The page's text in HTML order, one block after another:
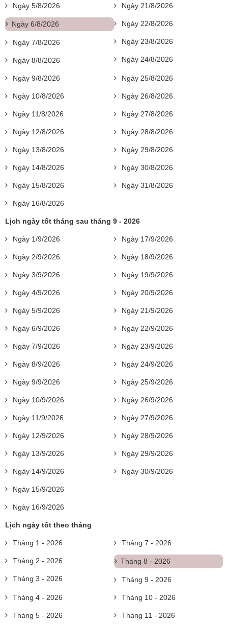
Ngày 5/8/2026
Ngày 6/8/2026
Ngày 7/8/2026
Ngày 8/8/2026
Ngày 9/8/2026
Ngày 10/8/2026
Ngày 11/8/2026
Ngày 12/8/2026
Ngày 13/8/2026
Ngày 14/8/2026
Ngày 15/8/2026
Ngày 16/8/2026
Ngày 21/8/2026
Ngày 22/8/2026
Ngày 23/8/2026
Ngày 24/8/2026
Ngày 25/8/2026
Ngày 26/8/2026
Ngày 27/8/2026
Ngày 28/8/2026
Ngày 29/8/2026
Ngày 30/8/2026
Ngày 31/8/2026
Lịch ngày tốt tháng sau tháng 9 - 2026
Ngày 1/9/2026
Ngày 2/9/2026
Ngày 3/9/2026
Ngày 4/9/2026
Ngày 5/9/2026
Ngày 6/9/2026
Ngày 7/9/2026
Ngày 8/9/2026
Ngày 9/9/2026
Ngày 10/9/2026
Ngày 11/9/2026
Ngày 12/9/2026
Ngày 13/9/2026
Ngày 14/9/2026
Ngày 15/9/2026
Ngày 16/9/2026
Ngày 17/9/2026
Ngày 18/9/2026
Ngày 19/9/2026
Ngày 20/9/2026
Ngày 21/9/2026
Ngày 22/9/2026
Ngày 23/9/2026
Ngày 24/9/2026
Ngày 25/9/2026
Ngày 26/9/2026
Ngày 27/9/2026
Ngày 28/9/2026
Ngày 29/9/2026
Ngày 30/9/2026
Lịch ngày tốt theo tháng
Tháng 1 - 2026
Tháng 2 - 2026
Tháng 3 - 2026
Tháng 4 - 2026
Tháng 5 - 2026
Tháng 7 - 2026
Tháng 8 - 2026
Tháng 9 - 2026
Tháng 10 - 2026
Tháng 11 - 2026